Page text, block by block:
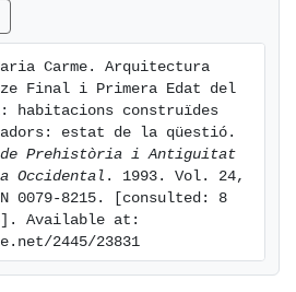
Maria Carme. Arquitectura
Final i Primera Edat del
habitacions construïdes
de Prehistòria i Antiguitat
Occidental . 1993. Vol. 24,
0079-8215. [consulted: 8
Available at:
2445/23831